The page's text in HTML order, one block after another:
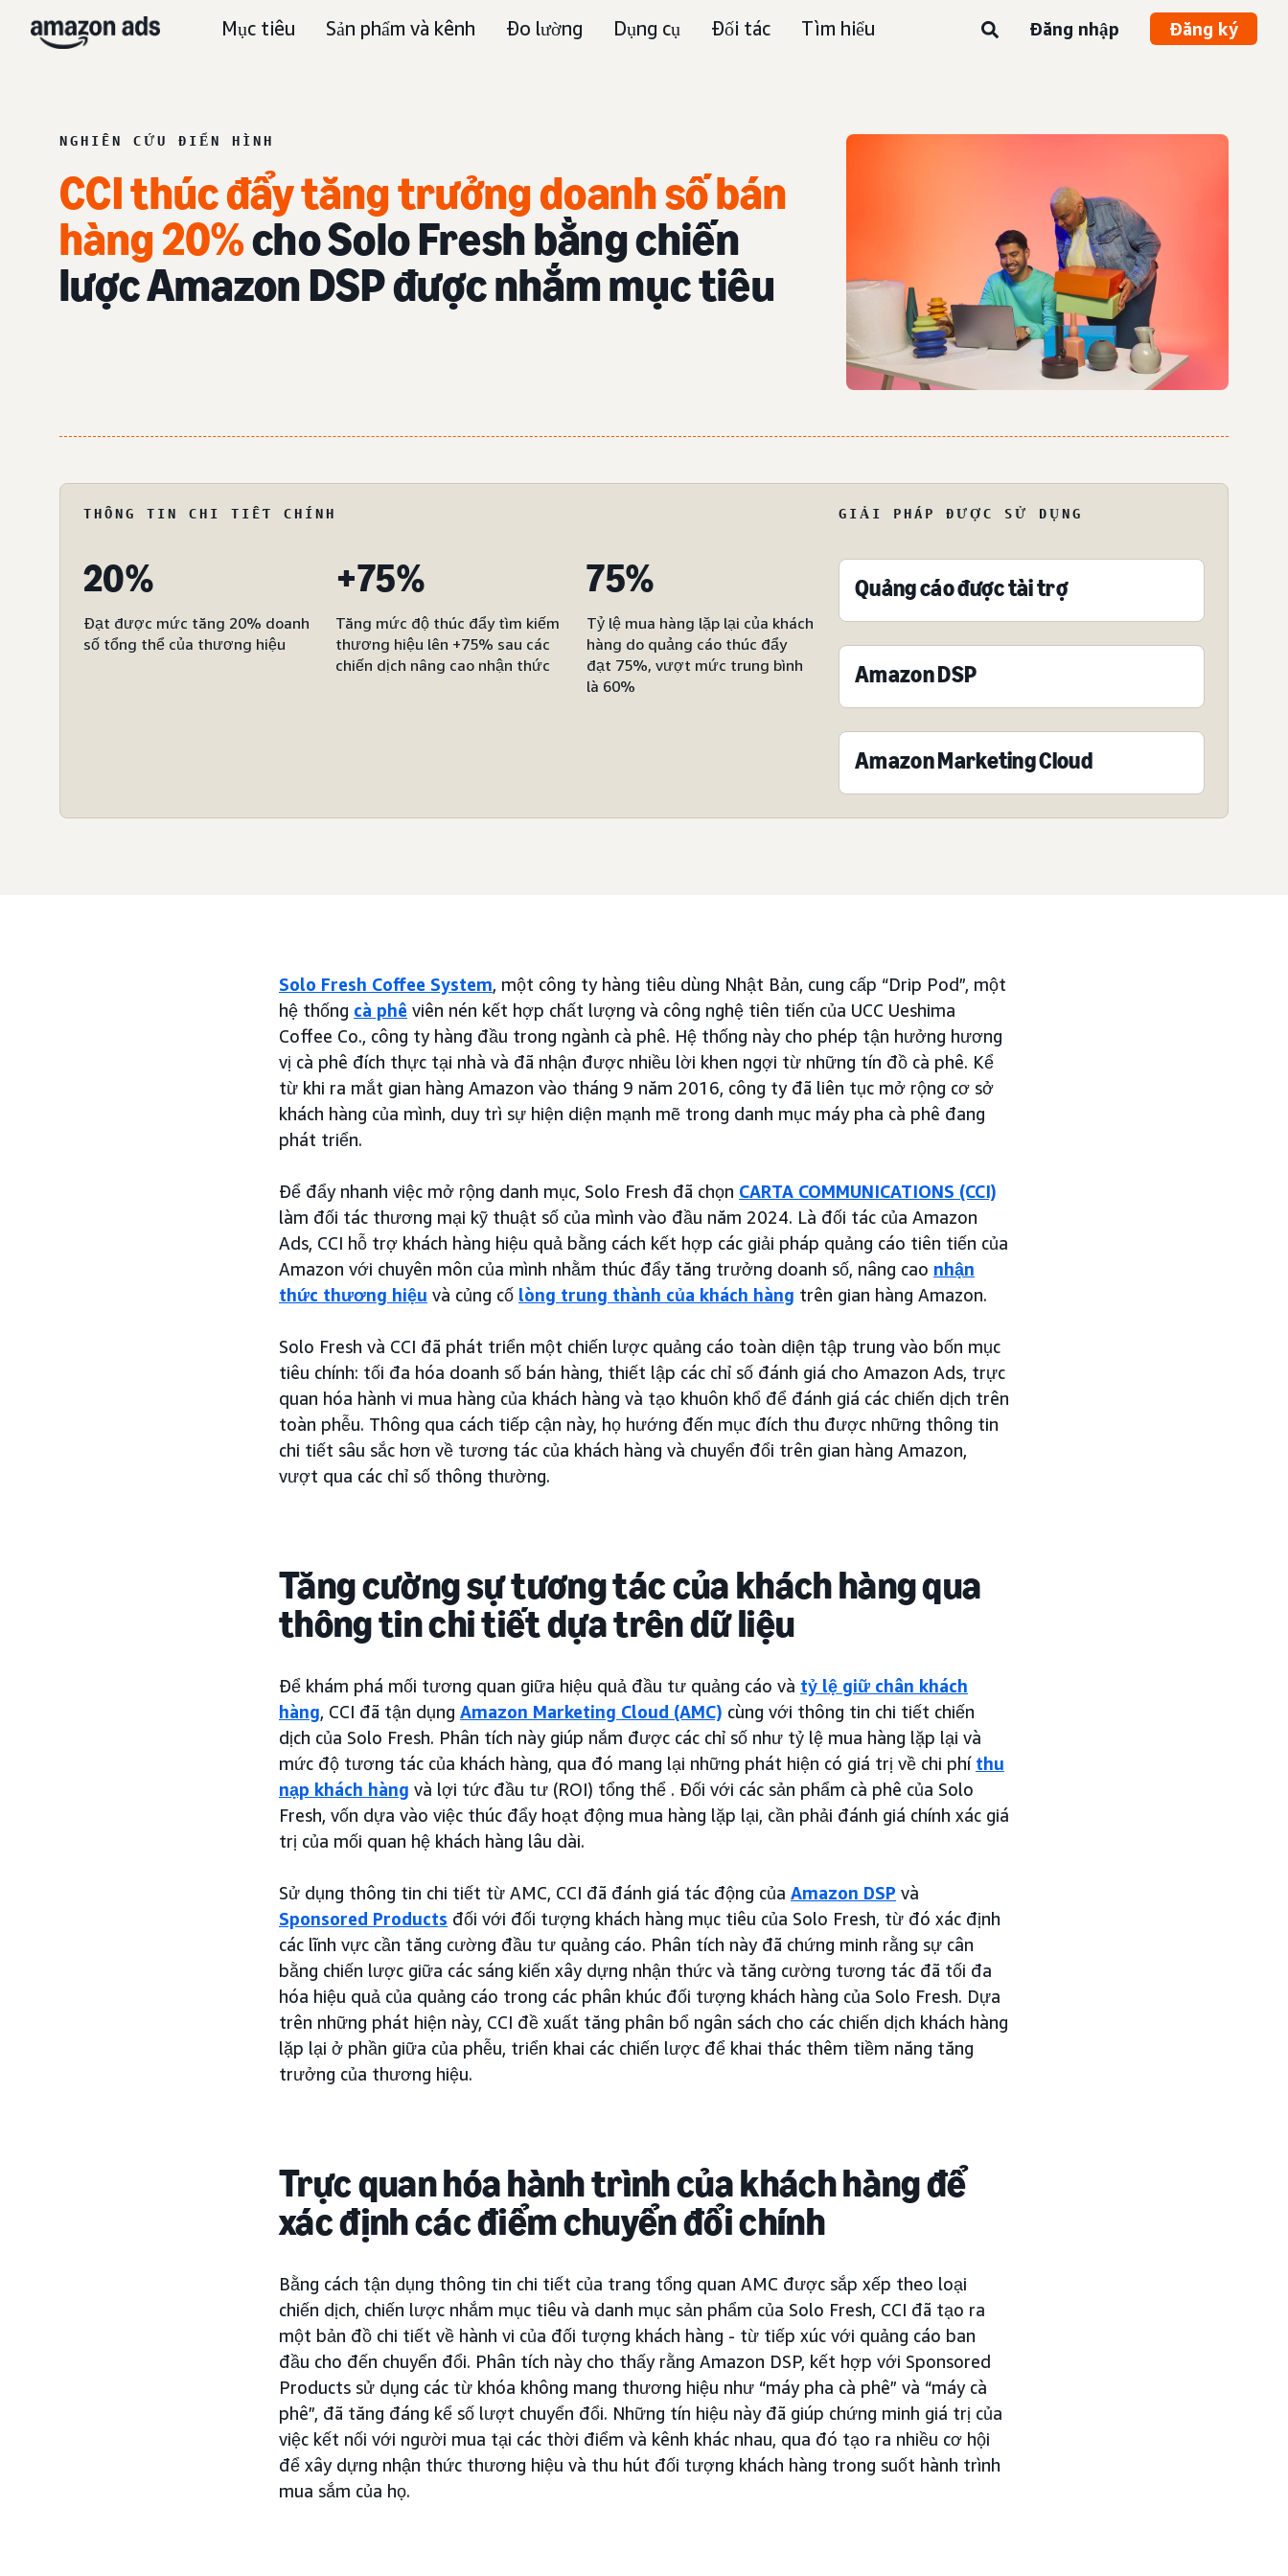
Mục tiêu Sản phẩm và kênh Đo lường Dụng cụ Đối tác Tìm hiểu Đăng nhập Đăng ký
NGHIÊN CỨU ĐIỂN HÌNH
CCI thúc đẩy tăng trưởng doanh số bán
hàng 20%cho Solo Fresh bằng chiến
lược Amazon DSP được nhắm mục tiêu
THÔNG TIN CHI TIẾT CHÍNH
20%
Đạt được mức tăng 20% doanh
số tổng thể của thương hiệu
+75%
Tăng mức độ thúc đẩy tìm kiếm
thương hiệu lên +75% sau các
chiến dịch nâng cao nhận thức
75%
Tỷ lệ mua hàng lặp lại của khách
hàng do quảng cáo thúc đẩy
đạt 75%, vượt mức trung bình
là 60%
GIẢI PHÁP ĐƯỢC SỬ DỤNG
Quảng cáo được tài trợ
Amazon DSP
Amazon Marketing Cloud
Solo Fresh Coffee System, một công ty hàng tiêu dùng Nhật Bản, cung cấp “Drip Pod”, một
hệ thống cà phê viên nén kết hợp chất lượng và công nghệ tiên tiến của UCC Ueshima
Coffee Co., công ty hàng đầu trong ngành cà phê. Hệ thống này cho phép tận hưởng hương
vị cà phê đích thực tại nhà và đã nhận được nhiều lời khen ngợi từ những tín đồ cà phê. Kể
từ khi ra mắt gian hàng Amazon vào tháng 9 năm 2016, công ty đã liên tục mở rộng cơ sở
khách hàng của mình, duy trì sự hiện diện mạnh mẽ trong danh mục máy pha cà phê đang
phát triển.
Để đẩy nhanh việc mở rộng danh mục, Solo Fresh đã chọn CARTA COMMUNICATIONS (CCI)
làm đối tác thương mại kỹ thuật số của mình vào đầu năm 2024. Là đối tác của Amazon
Ads, CCI hỗ trợ khách hàng hiệu quả bằng cách kết hợp các giải pháp quảng cáo tiên tiến của
Amazon với chuyên môn của mình nhằm thúc đẩy tăng trưởng doanh số, nâng cao nhận
thức thương hiệu và củng cố lòng trung thành của khách hàng trên gian hàng Amazon.
Solo Fresh và CCI đã phát triển một chiến lược quảng cáo toàn diện tập trung vào bốn mục
tiêu chính: tối đa hóa doanh số bán hàng, thiết lập các chỉ số đánh giá cho Amazon Ads, trực
quan hóa hành vi mua hàng của khách hàng và tạo khuôn khổ để đánh giá các chiến dịch trên
toàn phễu. Thông qua cách tiếp cận này, họ hướng đến mục đích thu được những thông tin
chi tiết sâu sắc hơn về tương tác của khách hàng và chuyển đổi trên gian hàng Amazon,
vượt qua các chỉ số thông thường.
Tăng cường sự tương tác của khách hàng qua
thông tin chi tiết dựa trên dữ liệu
Để khám phá mối tương quan giữa hiệu quả đầu tư quảng cáo và tỷ lệ giữ chân khách
hàng, CCI đã tận dụng Amazon Marketing Cloud (AMC) cùng với thông tin chi tiết chiến
dịch của Solo Fresh. Phân tích này giúp nắm được các chỉ số như tỷ lệ mua hàng lặp lại và
mức độ tương tác của khách hàng, qua đó mang lại những phát hiện có giá trị về chi phí thu
nạp khách hàng và lợi tức đầu tư (ROI) tổng thể . Đối với các sản phẩm cà phê của Solo
Fresh, vốn dựa vào việc thúc đẩy hoạt động mua hàng lặp lại, cần phải đánh giá chính xác giá
trị của mối quan hệ khách hàng lâu dài.
Sử dụng thông tin chi tiết từ AMC, CCI đã đánh giá tác động của Amazon DSP và
Sponsored Products đối với đối tượng khách hàng mục tiêu của Solo Fresh, từ đó xác định
các lĩnh vực cần tăng cường đầu tư quảng cáo. Phân tích này đã chứng minh rằng sự cân
bằng chiến lược giữa các sáng kiến xây dựng nhận thức và tăng cường tương tác đã tối đa
hóa hiệu quả của quảng cáo trong các phân khúc đối tượng khách hàng của Solo Fresh. Dựa
trên những phát hiện này, CCI đề xuất tăng phân bổ ngân sách cho các chiến dịch khách hàng
lặp lại ở phần giữa của phễu, triển khai các chiến lược để khai thác thêm tiềm năng tăng
trưởng của thương hiệu.
Trực quan hóa hành trình của khách hàng để
xác định các điểm chuyển đổi chính
Bằng cách tận dụng thông tin chi tiết của trang tổng quan AMC được sắp xếp theo loại
chiến dịch, chiến lược nhắm mục tiêu và danh mục sản phẩm của Solo Fresh, CCI đã tạo ra
một bản đồ chi tiết về hành vi của đối tượng khách hàng - từ tiếp xúc với quảng cáo ban
đầu cho đến chuyển đổi. Phân tích này cho thấy rằng Amazon DSP, kết hợp với Sponsored
Products sử dụng các từ khóa không mang thương hiệu như “máy pha cà phê” và “máy cà
phê”, đã tăng đáng kể số lượt chuyển đổi. Những tín hiệu này đã giúp chứng minh giá trị của
việc kết nối với người mua tại các thời điểm và kênh khác nhau, qua đó tạo ra nhiều cơ hội
để xây dựng nhận thức thương hiệu và thu hút đối tượng khách hàng trong suốt hành trình
mua sắm của họ.